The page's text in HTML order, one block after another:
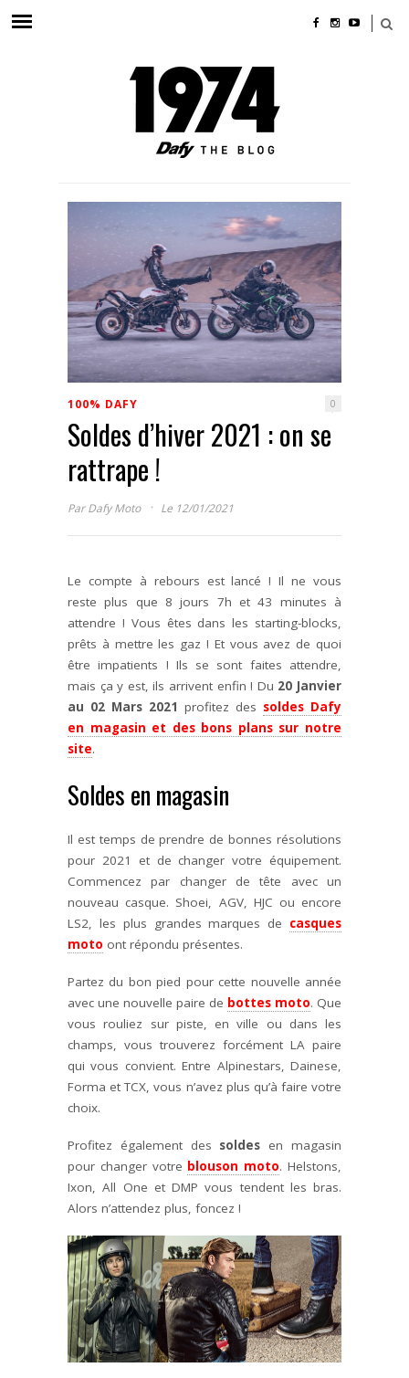
100% DAFY 0
Soldes d’hiver 2021 : on se
rattrape !
ParDafy Moto · Le 12/01/2021
Le compte à rebours est lancé ! Il ne vous
reste plus que 8 jours 7h et 43 minutes à
attendre ! Vous êtes dans les starting-blocks,
prêts à mettre les gaz ! Et vous avez de quoi
être impatients ! Ils se sont faites attendre,
mais ça y est, ils arrivent enfin ! Du 20 Janvier
au 02 Mars 2021 profitez des soldes Dafy
en magasin et des bons plans sur notre
site.
Soldes en magasin
Il est temps de prendre de bonnes résolutions
pour 2021 et de changer votre équipement.
Commencez par changer de tête avec un
nouveau casque. Shoei, AGV, HJC ou encore
LS2, les plus grandes marques de casques
moto ont répondu présentes.
Partez du bon pied pour cette nouvelle année
avec une nouvelle paire de bottes moto. Que
vous rouliez sur piste, en ville ou dans les
champs, vous trouverez forcément LA paire
qui vous convient. Entre Alpinestars, Dainese,
Forma et TCX, vous n’avez plus qu’à faire votre
choix.
Profitez également des soldes en magasin
pour changer votre blouson moto. Helstons,
Ixon, All One et DMP vous tendent les bras.
Alors n’attendez plus, foncez !